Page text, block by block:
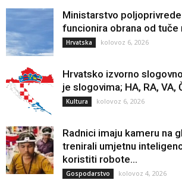
Ministarstvo
funcionira obrana od tuče
Hrvatska kolovoz 6, 2026
Hrvatsko izvorno
je slogovima; HA, RA, VA,
Kultura kolovoz 6, 2026
Radnici imaju kameru na
trenirali umjetnu
koristiti robote...
Gospodarstvo kolovoz 4, 2026